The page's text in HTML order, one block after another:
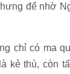
để nhờ
chỉ có ma
kẻ thù, còn